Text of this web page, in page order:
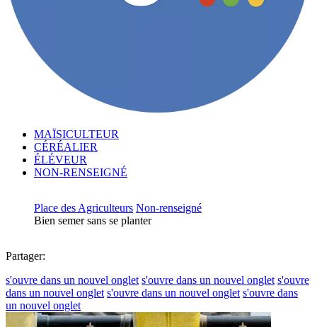
MAÏSICULTEUR
CÉRÉALIER
ÉLÉVEUR
NON-RENSEIGNÉ
Place des Agriculteurs Non-renseigné
Bien semer sans se planter
Partager:
s'ouvre dans un nouvel onglet s'ouvre dans un nouvel onglet s'ouvre
dans un nouvel onglet s'ouvre dans un nouvel onglet s'ouvre dans
un nouvel onglet